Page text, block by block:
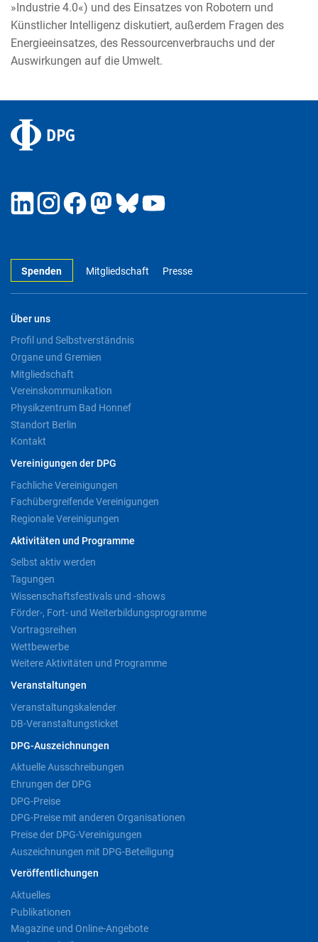
»Industrie 4.0«) und des Einsatzes von Robotern und
Künstlicher Intelligenz diskutiert, außerdem Fragen des
Energieeinsatzes, des Ressourcenverbrauchs und der
Auswirkungen auf die Umwelt.
Spenden Mitgliedschaft Presse
Über uns
Profil und Selbstverständnis
Organe und Gremien
Mitgliedschaft
Vereinskommunikation
Physikzentrum Bad Honnef
Standort Berlin
Kontakt
Vereinigungen der DPG
Fachliche Vereinigungen
Fachübergreifende Vereinigungen
Regionale Vereinigungen
Aktivitäten und Programme
Selbst aktiv werden
Tagungen
Wissenschaftsfestivals und -shows
Förder-, Fort- und Weiterbildungsprogramme
Vortragsreihen
Wettbewerbe
Weitere Aktivitäten und Programme
Veranstaltungen
Veranstaltungskalender
DB-Veranstaltungsticket
DPG-Auszeichnungen
Aktuelle Ausschreibungen
Ehrungen der DPG
DPG-Preise
DPG-Preise mit anderen Organisationen
Preise der DPG-Vereinigungen
Auszeichnungen mit DPG-Beteiligung
Veröffentlichungen
Aktuelles
Publikationen
Magazine und Online-Angebote